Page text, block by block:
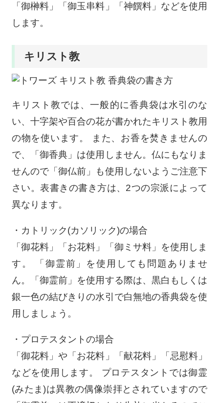
「御榊料」「御玉串料」「神饌料」などを使用
します。
キリスト教
キリスト教では、一般的に香典袋は水引のな
い、十字架や百合の花が書かれたキリスト教用
の物を使います。 また、お香を焚きませんの
で、「御香典」は使用しません。仏にもなりま
せんので「御仏前」も使用しないようご注意下
さい。表書きの書き方は、2つの宗派によって
異なります。
・カトリック(カソリック)の場合
「御花料」「お花料」「御ミサ料」を使用しま
す。 「御霊前」を使用しても問題ありませ
ん。「御霊前」を使用する際は、黒白もしくは
銀一色の結びきりの水引で白無地の香典袋を使
用しましょう。
・プロテスタントの場合
「御花料」や「お花料」「献花料」「忌慰料」
などを使用します。 プロテスタントでは御霊
(みたま)は異教の偶像崇拝とされていますので